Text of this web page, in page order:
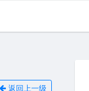
返回上一级